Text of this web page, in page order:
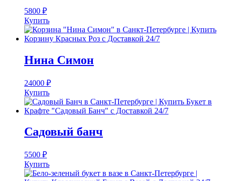
5800 ₽
Купить
Нина Симон
24000 ₽
Купить
Садовый банч
5500 ₽
Купить